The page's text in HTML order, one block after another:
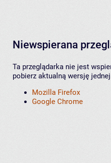
Niewspierana
Ta przeglądarka nie jest
pobierz aktualną wersję
Mozilla Firefox
Google Chrome